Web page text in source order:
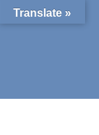
Translate »